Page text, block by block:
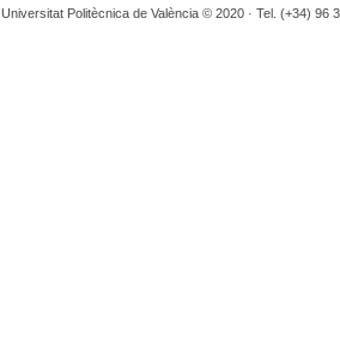
Universitat Politècnica de València © 2020 · Tel. (+34) 96